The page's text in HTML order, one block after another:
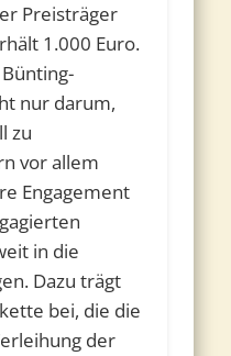
Preisträger
1.000 Euro.
nur darum,
zu
vor allem
Engagement
in die
Dazu trägt
bei, die die
der